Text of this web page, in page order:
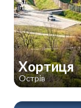
Хортиця
Острів